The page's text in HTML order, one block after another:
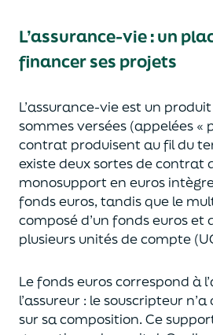
L’assurance-vie : un
financer ses projets
L’assurance-vie est un p
sommes versées (appelées «
contrat produisent au fil du
existe deux sortesde contrat
monosupport en euros
fonds euros, tandis que le
composé d’un fonds euros et
plusieurs unités de compte
Le fonds euros correspond à
l’assureur : le souscripteur
sur sa composition. Ce